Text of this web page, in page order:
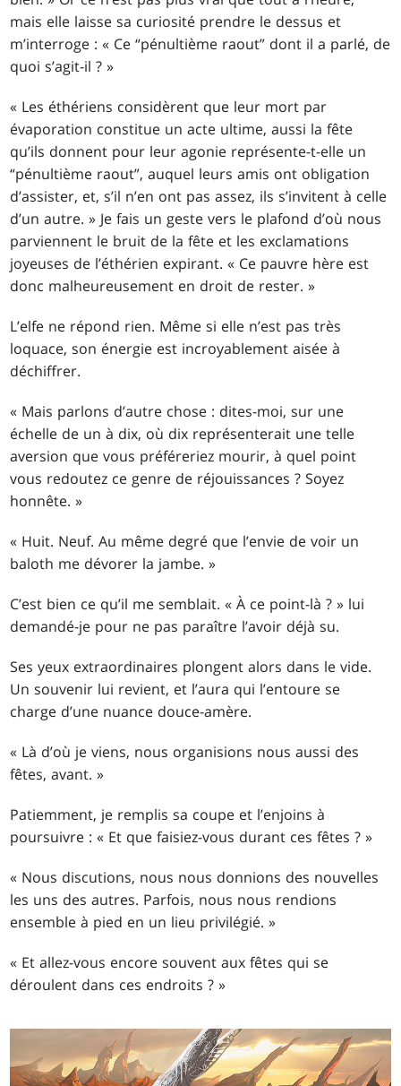
mais elle laisse sa curiosité prendre le dessus et
m’interroge : « Ce “pénultième raout” dont il a parlé, de
quoi s’agit-il ? »
« Les éthériens considèrent que leur mort par
évaporation constitue un acte ultime, aussi la fête
qu’ils donnent pour leur agonie représente-t-elle un
“pénultième raout”, auquel leurs amis ont obligation
d’assister, et, s’il n’en ont pas assez, ils s’invitent à celle
d’un autre. » Je fais un geste vers le plafond d’où nous
parviennent le bruit de la fête et les exclamations
joyeuses de l’éthérien expirant. « Ce pauvre hère est
donc malheureusement en droit de rester. »
L’elfe ne répond rien. Même si elle n’est pas très
loquace, son énergie est incroyablement aisée à
déchiffrer.
« Mais parlons d’autre chose : dites-moi, sur une
échelle de un à dix, où dix représenterait une telle
aversion que vous préféreriez mourir, à quel point
vous redoutez ce genre de réjouissances ? Soyez
honnête. »
« Huit. Neuf. Au même degré que l’envie de voir un
baloth me dévorer la jambe. »
C’est bien ce qu’il me semblait. « À ce point-là ? » lui
demandé-je pour ne pas paraître l’avoir déjà su.
Ses yeux extraordinaires plongent alors dans le vide.
Un souvenir lui revient, et l’aura qui l’entoure se
charge d’une nuance douce-amère.
« Là d’où je viens, nous organisions nous aussi des
fêtes, avant. »
Patiemment, je remplis sa coupe et l’enjoins à
poursuivre : « Et que faisiez-vous durant ces fêtes ? »
« Nous discutions, nous nous donnions des nouvelles
les uns des autres. Parfois, nous nous rendions
ensemble à pied en un lieu privilégié. »
« Et allez-vous encore souvent aux fêtes qui se
déroulent dans ces endroits ? »